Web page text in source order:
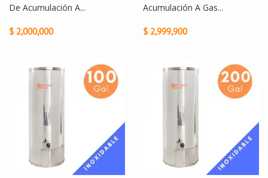
De Acumulación A...
$ 2,000,000
Acumulación A Gas...
$ 2,999,900